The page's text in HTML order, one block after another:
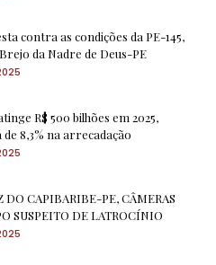
contra as condições da PE-145,
da Nadre de Deus-PE
R$ 500 bilhões em 2025,
8,3% na arrecadação
DO CAPIBARIBE-PE, CÂMERAS
SUSPEITO DE LATROCÍNIO